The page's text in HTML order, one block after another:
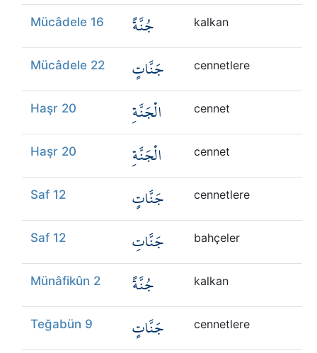
Mücâdele 16 جُنَّةً kalkan
Mücâdele 22 جَنَّاتٍ cennetlere
Haşr 20 الْجَنَّةِ cennet
Haşr 20 الْجَنَّةِ cennet
Saf 12 جَنَّاتٍ cennetlere
Saf 12 جَنَّاتِ bahçeler
Münâfikûn 2 جُنَّةً kalkan
Teğabün 9 جَنَّاتٍ cennetlere